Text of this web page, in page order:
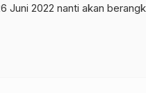
Juni 2022 nanti akan